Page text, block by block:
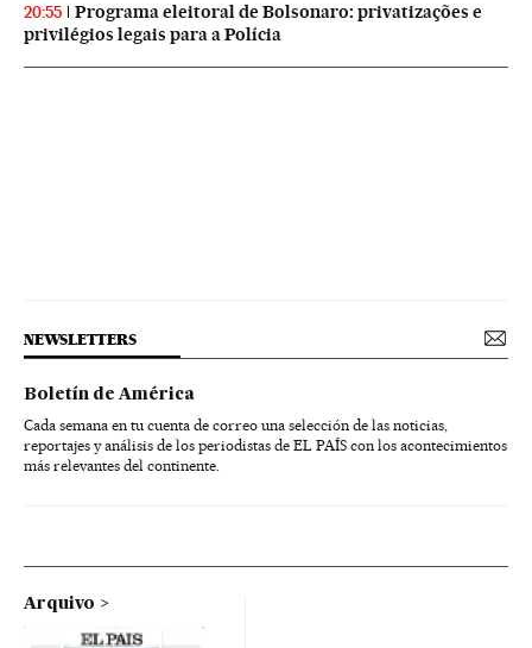
20:55
Programa eleitoral de Bolsonaro: privatizações e
privilégios legais para a Polícia
NEWSLETTERS
Boletín de América
Cada semana en tu cuenta de correo una selección de las noticias,
reportajes y análisis de los periodistas de EL PAÍS con los acontecimientos
más relevantes del continente.
Arquivo